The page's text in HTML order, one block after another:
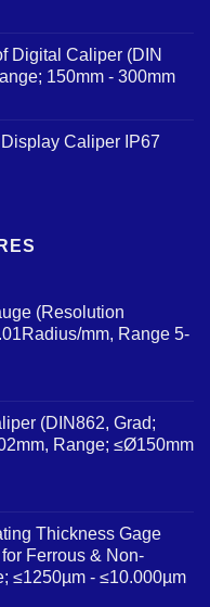
Digital Caliper (DIN
150mm - 300mm
Caliper IP67
(Resolution
mm, Range 5-
(DIN862, Grad;
Range; ≤Ø150mm
Thickness Gage
Ferrous & Non-
≤1250µm - ≤10.000µm